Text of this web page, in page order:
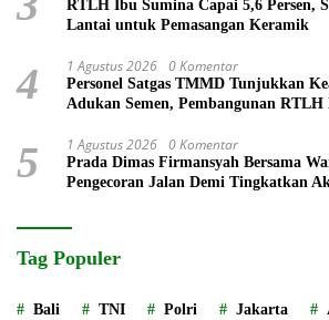
RTLH Ibu Sumina Capai 5,6 Persen,
Lantai untuk Pemasangan Keramik
4 1 Agustus 2026 0 Komentar
Personel Satgas TMMD Tunjukkan
Adukan Semen, Pembangunan RTLH
5 1 Agustus 2026 0 Komentar
Prada Dimas Firmansyah Bersama
Pengecoran Jalan Demi Tingkatkan
Tag Populer
Bali TNI Polri Jakarta